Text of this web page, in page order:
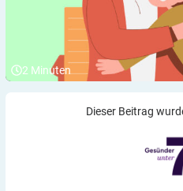
2 Minuten
Dieser Beitrag